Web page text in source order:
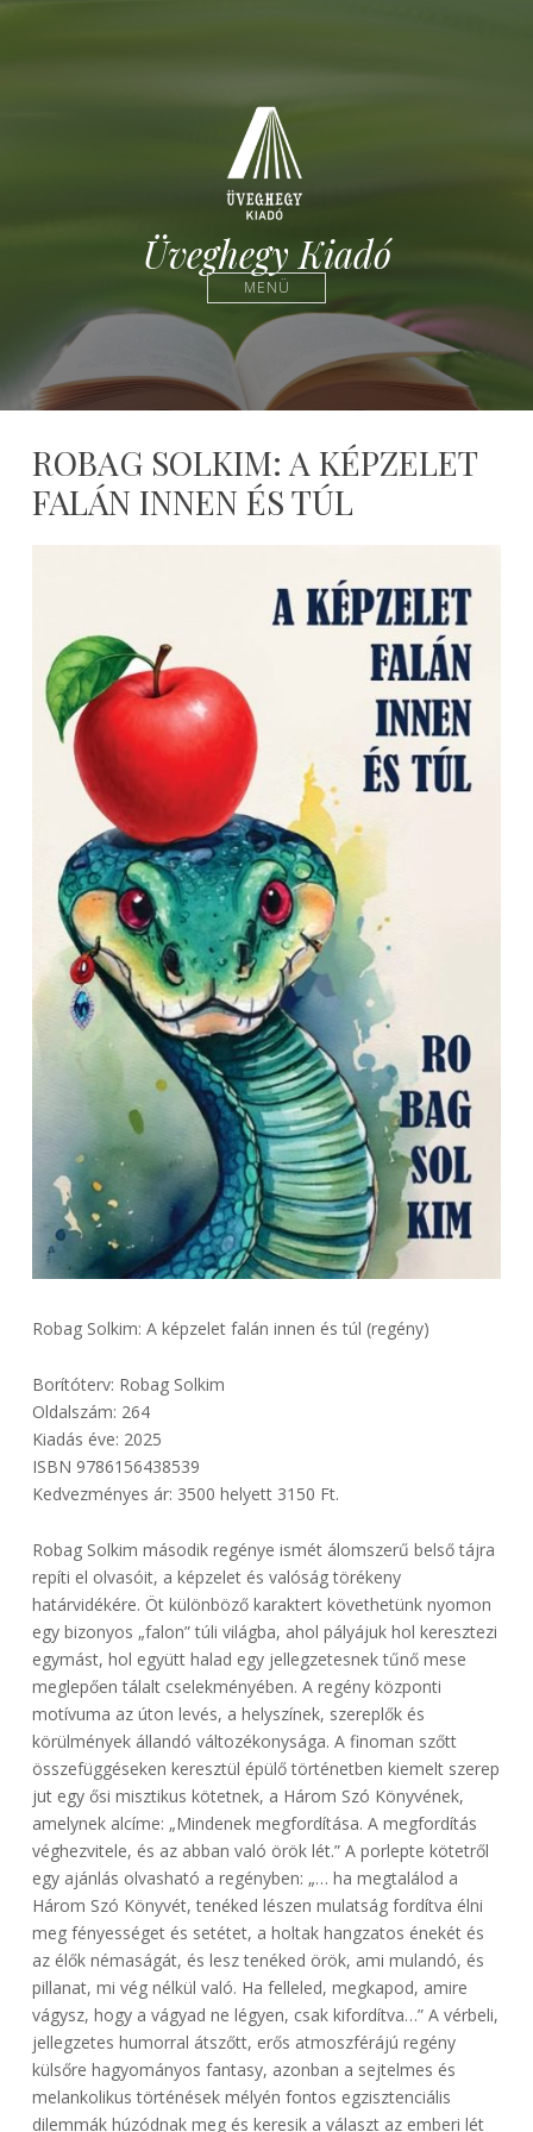
Üveghegy Kiadó
MENÜ
ROBAG SOLKIM: A KÉPZELET
FALÁN INNEN ÉS TÚL
Robag Solkim: A képzelet falán innen és túl (regény)
Borítóterv: Robag Solkim
Oldalszám: 264
Kiadás éve: 2025
ISBN 9786156438539
Kedvezményes ár: 3500 helyett 3150 Ft.
Robag Solkim második regénye ismét álomszerű belső tájra
repíti el olvasóit, a képzelet és valóság törékeny
határvidékére. Öt különböző karaktert követhetünk nyomon
egy bizonyos „falon” túli világba, ahol pályájuk hol keresztezi
egymást, hol együtt halad egy jellegzetesnek tűnő mese
meglepően tálalt cselekményében. A regény központi
motívuma az úton levés, a helyszínek, szereplők és
körülmények állandó változékonysága. A finoman szőtt
összefüggéseken keresztül épülő történetben kiemelt szerep
jut egy ősi misztikus kötetnek, a Három Szó Könyvének,
amelynek alcíme: „Mindenek megfordítása. A megfordítás
véghezvitele, és az abban való örök lét.” A porlepte kötetről
egy ajánlás olvasható a regényben: „… ha megtalálod a
Három Szó Könyvét, tenéked lészen mulatság fordítva élni
meg fényességet és setétet, a holtak hangzatos énekét és
az élők némaságát, és lesz tenéked örök, ami mulandó, és
pillanat, mi vég nélkül való. Ha felleled, megkapod, amire
vágysz, hogy a vágyad ne légyen, csak kifordítva…” A vérbeli,
jellegzetes humorral átszőtt, erős atmoszférájú regény
külsőre hagyományos fantasy, azonban a sejtelmes és
melankolikus történések mélyén fontos egzisztenciális
dilemmák húzódnak meg és keresik a választ az emberi lét